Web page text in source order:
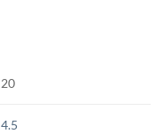
20
4.5